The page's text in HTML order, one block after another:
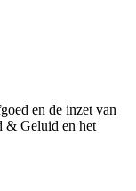
en de inzet van
& Geluid en het